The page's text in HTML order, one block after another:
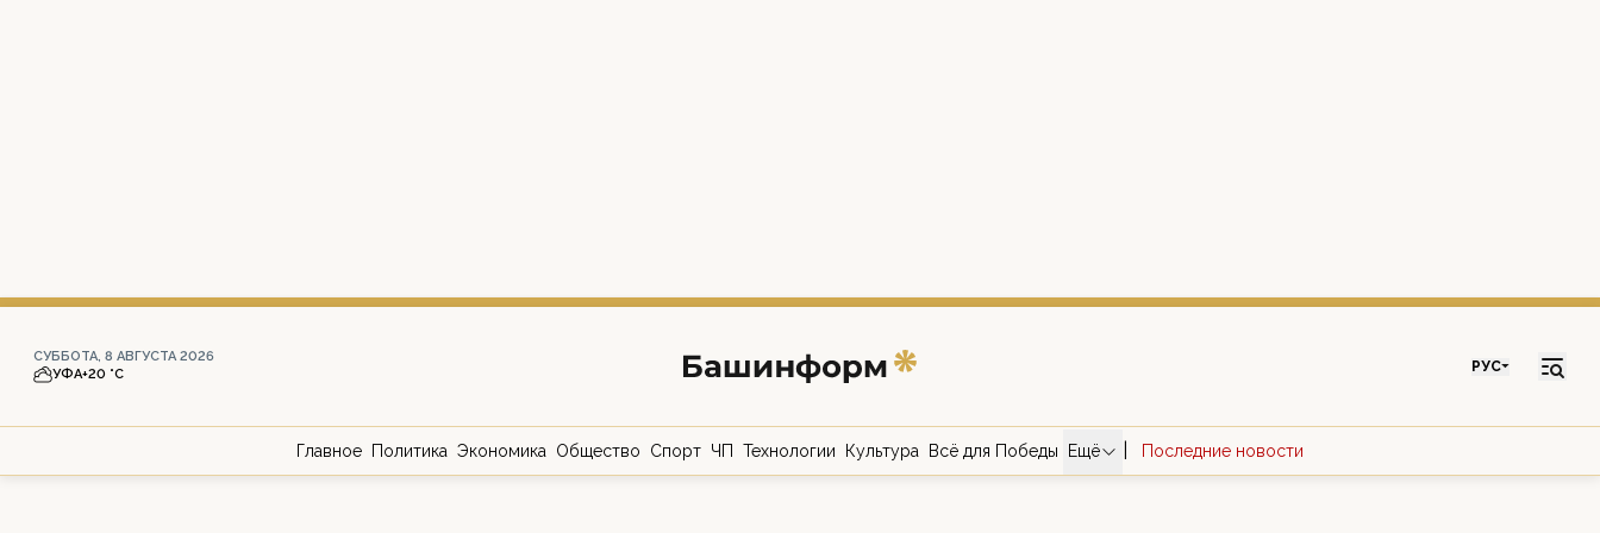
СУББОТА, 8 АВГУСТА 2026
УФА+20 °С РУС
Главное Политика Экономика Общество Спорт ЧП Технологии Культура Всё для Победы Ещё Последние новости